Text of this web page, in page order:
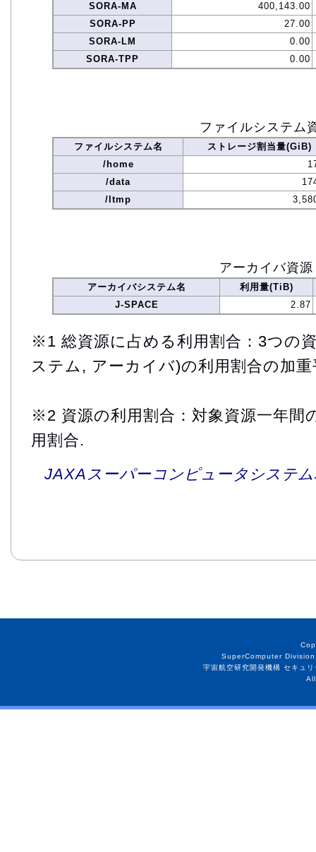
SORA-MA
400,143.00
SORA-PP
27.00
SORA-LM
0.00
SORA-TPP
0.00
ファイルシステム
ファイルシステム名
ストレージ割当量(GiB)
/home
/data
/ltmp
アーカイバ資源
アーカイバシステム名
利用量(TiB)
J-SPACE
2.87
※1 総資源に占める利用割合：3つの
ステム, アーカイバ)の利用割合の加重
※2 資源の利用割合：対象資源一年間
用割合.
JAXAスーパーコンピュータシステ
SuperComputer
宇宙航空研究開発機構 セキュ